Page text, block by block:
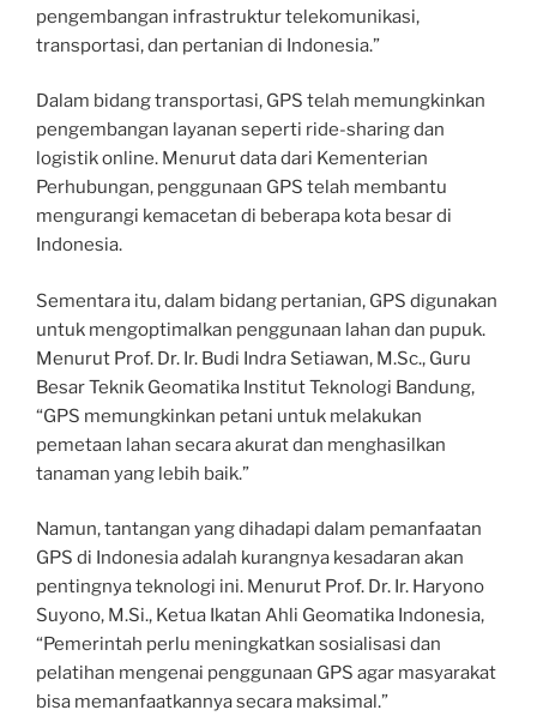
pengembangan infrastruktur telekomunikasi,
transportasi, dan pertanian di Indonesia.”
Dalam bidang transportasi, GPS telah memungkinkan
pengembangan layanan seperti ride-sharing dan
logistik online. Menurut data dari Kementerian
Perhubungan, penggunaan GPS telah membantu
mengurangi kemacetan di beberapa kota besar di
Indonesia.
Sementara itu, dalam bidang pertanian, GPS digunakan
untuk mengoptimalkan penggunaan lahan dan pupuk.
Menurut Prof. Dr. Ir. Budi Indra Setiawan, M.Sc., Guru
Besar Teknik Geomatika Institut Teknologi Bandung,
“GPS memungkinkan petani untuk melakukan
pemetaan lahan secara akurat dan menghasilkan
tanaman yang lebih baik.”
Namun, tantangan yang dihadapi dalam pemanfaatan
GPS di Indonesia adalah kurangnya kesadaran akan
pentingnya teknologi ini. Menurut Prof. Dr. Ir. Haryono
Suyono, M.Si., Ketua Ikatan Ahli Geomatika Indonesia,
“Pemerintah perlu meningkatkan sosialisasi dan
pelatihan mengenai penggunaan GPS agar masyarakat
bisa memanfaatkannya secara maksimal.”